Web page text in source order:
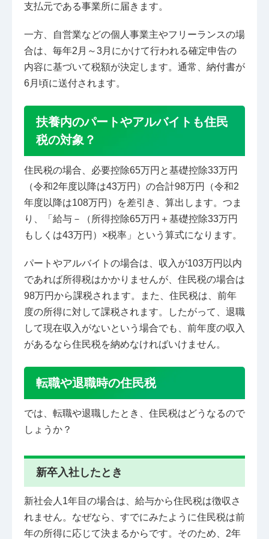
支払元である事業所に届きます。
一方、自営業などの個人事業主やフリーランスの場
合は、毎年2月～3月にかけて行われる確定申告の
内容に基づいて税額が決定します。通常、納付書が
6月頃に送付されます。
扶養内のパートやアルバイトも住民
税の対象？
住民税の場合、必要控除65万円と基礎控除33万円
（令和2年度以降は43万円）の合計98万円（令和2
年度以降は108万円）を差引き、算出します。つま
り、「給与－（所得控除65万円＋基礎控除33万円
もしくは43万円）×税率」という算式になります。
パートやアルバイトの場合は、収入が103万円以内
であれば所得税はかかりませんが、住民税の場合は
98万円から課税されます。また、住民税は、前年
度の所得に対して課税されます。したがって、退職
して現在収入がないという場合でも、前年度の収入
があるなら住民税を納めなければいけません。
転職や退職時の住民税
では、転職や退職したとき、住民税はどうなるので
しょうか？
新卒入社したとき
新社会人1年目の場合は、給与から住民税は徴収さ
れません。なぜなら、すでにみたように住民税は前
年の所得に応じて決まるからです。そのため、2年